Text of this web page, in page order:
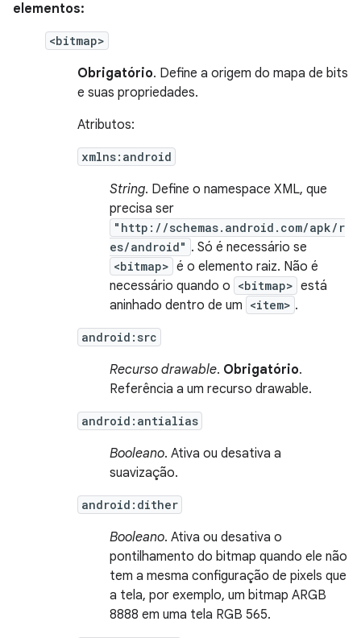
elementos:
<bitmap>
Obrigatório. Define a origem do mapa de bits
e suas propriedades.
Atributos:
xmlns:android
String. Define o namespace XML, que
precisa ser
"http://schemas.android.com/apk/r
es/android" . Só é necessário se
<bitmap> é o elemento raiz. Não é
necessário quando o <bitmap> está
aninhado dentro de um <item> .
android:src
Recurso drawable. Obrigatório.
Referência a um recurso drawable.
android:antialias
Booleano. Ativa ou desativa a
suavização.
android:dither
Booleano. Ativa ou desativa o
pontilhamento do bitmap quando ele não
tem a mesma configuração de pixels que
a tela, por exemplo, um bitmap ARGB
8888 em uma tela RGB 565.